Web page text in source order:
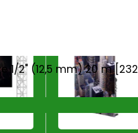
1/2" (12,5 mm) 20 m